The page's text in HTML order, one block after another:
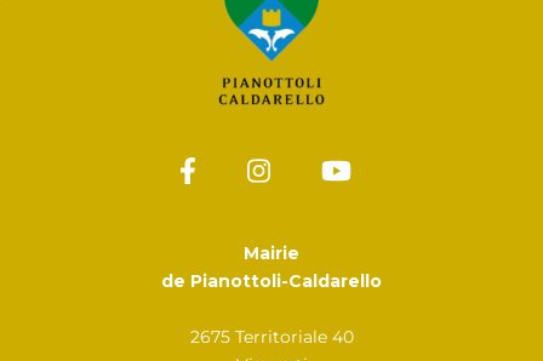
Mairie
de Pianottoli-Caldarello
2675 Territoriale 40